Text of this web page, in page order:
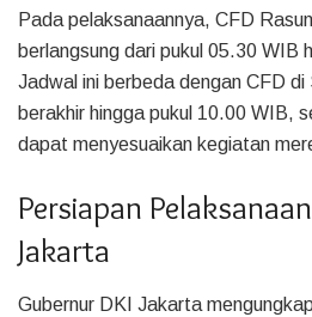
Pada pelaksanaannya, CFD
berlangsung dari pukul 05.30 WIB
Jadwal ini berbeda dengan CFD
berakhir hingga pukul 10.00 WIB,
dapat menyesuaikan kegiatan
Persiapan
Jakarta
Gubernur DKI Jakarta